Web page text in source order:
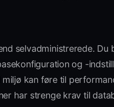
selvadministrerede.
og -
kan føre til
har strenge krav til